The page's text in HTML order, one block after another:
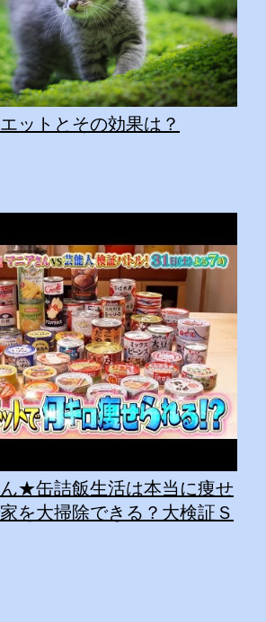
ットとその効果は？
★缶詰飯生活は本当に痩せ
を大掃除できる？大検証Ｓ